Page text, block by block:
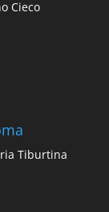
Cieco
Tiburtina